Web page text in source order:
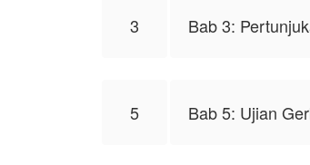
3 Bab 3:
5 Bab 5: Ujian